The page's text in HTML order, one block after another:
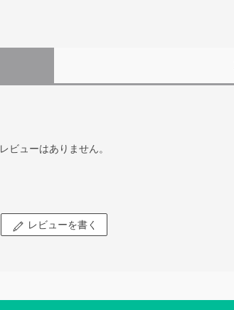
レビューはありません。
レビューを書く